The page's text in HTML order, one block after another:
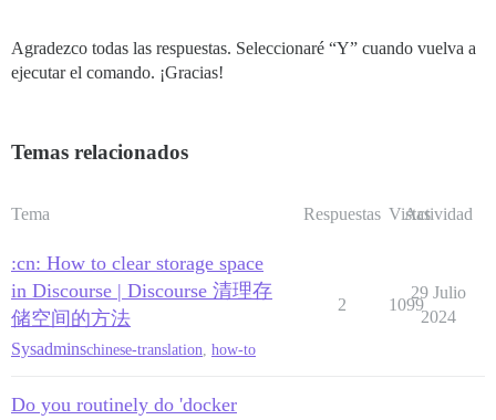
Agradezco todas las respuestas. Seleccionaré “Y” cuando vuelva a
ejecutar el comando. ¡Gracias!
Temas relacionados
Tema Respuestas Vistas
Actividad
:cn: How to clear storage space
in Discourse | Discourse 清理存
储空间的方法
Sysadminschinese-translation how-to
2 1099
29 Julio
2024
Do you routinely do 'docker